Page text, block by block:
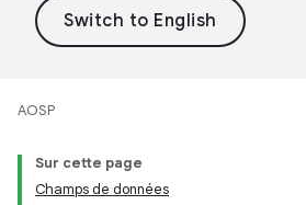
AOSP
Sur cette page
Champs de données